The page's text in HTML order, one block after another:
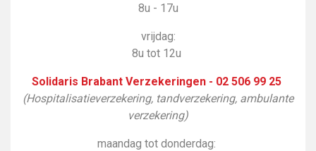
8u - 17u
vrijdag:
8u tot 12u
Solidaris Brabant Verzekeringen - 02 506 99 25
(Hospitalisatieverzekering, tandverzekering, ambulante
verzekering)
maandag tot donderdag: